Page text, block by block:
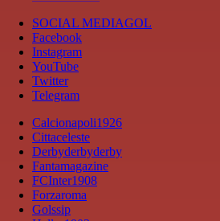
SOCIAL MEDIAGOL
Facebook
Instagram
YouTube
Twitter
Telegram
Calcionapoli1926
Cittaceleste
Derbyderbyderby
Fantamagazine
FCInter1908
Forzaroma
Golssip